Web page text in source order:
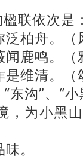
联依次是
泛柏舟。（
鹿鸣。
维清。
东沟”、“
，为小黑
。